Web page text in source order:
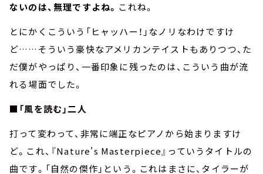
ないのは、無理ですよね。 これね。
とにかくこういう「ヒャッハー！」なノリなわけですけ
ど……そういう豪快なアメリカンテイストもありつつ、た
だ僕がやっぱり、一番印象に残ったのは、こういう曲が流
れる場面でした。
■「風を読む」二人
打って変わって、非常に端正なピアノから始まりますけ
ど。これ、『Nature's Masterpiece』っていうタイトルの
曲です。「自然の傑作」という。これはまさに、タイラーが